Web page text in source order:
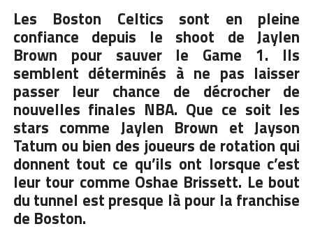
Les Boston Celtics sont en pleine
confiance depuis le shoot de Jaylen
Brown pour sauver le Game 1. Ils
semblent déterminés à ne pas laisser
passer leur chance de décrocher de
nouvelles finales NBA. Que ce soit les
stars comme Jaylen Brown et Jayson
Tatum ou bien des joueurs de rotation qui
donnent tout ce qu’ils ont lorsque c’est
leur tour comme Oshae Brissett. Le bout
du tunnel est presque là pour la franchise
de Boston.